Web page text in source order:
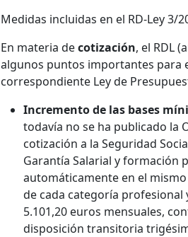
Medidas incluidas en el RD-Ley 3/
En materia decotización, el RDL
algunos puntos importantes para
correspondiente Ley de
Incremento de las bases
todavía no se ha publicado la
cotización a la Seguridad
Garantía Salarial y formación
automáticamente en el
de cada categoría profesional
5.101,20 euros mensuales,
disposición transitoria